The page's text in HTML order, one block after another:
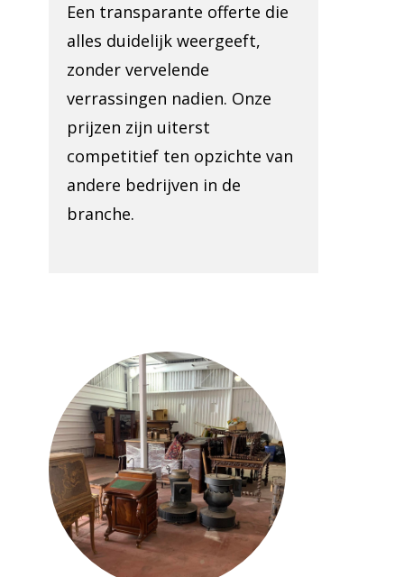
Een transparante offerte die
alles duidelijk weergeeft,
zonder vervelende
verrassingen nadien. Onze
prijzen zijn uiterst
competitief ten opzichte van
andere bedrijven in de
branche.